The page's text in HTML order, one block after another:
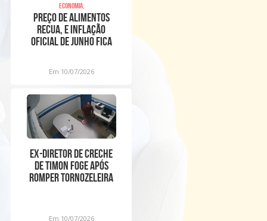
Economia,
Preço de alimentos
recua, e inflação
oficial de junho fica
Em 10/07/2026
Ex-diretor de creche
de Timon foge após
romper tornozeleira
Em 10/07/2026